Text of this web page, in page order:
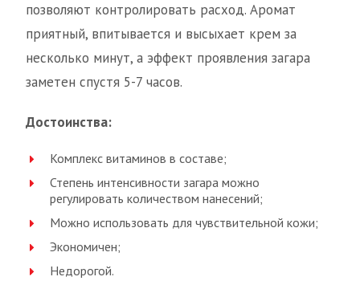
позволяют контролировать расход. Аромат
приятный, впитывается и высыхает крем за
несколько минут, а эффект проявления загара
заметен спустя 5-7 часов.
Достоинства:
Комплекс витаминов в составе;
Степень интенсивности загара можно
регулировать количеством нанесений;
Можно использовать для чувствительной кожи;
Экономичен;
Недорогой.